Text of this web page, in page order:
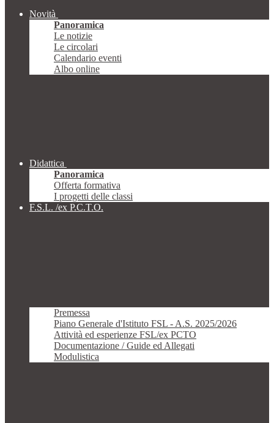
Novità
Panoramica
Le notizie
Le circolari
Calendario eventi
Albo online
Didattica
Panoramica
Offerta formativa
I progetti delle classi
F.S.L. /ex P.C.T.O.
Premessa
Piano Generale d'Istituto FSL - A.S. 2025/2026
Attività ed esperienze FSL/ex PCTO
Documentazione / Guide ed Allegati
Modulistica